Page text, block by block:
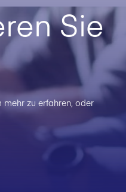
Sie
mehr zu erfahren, oder